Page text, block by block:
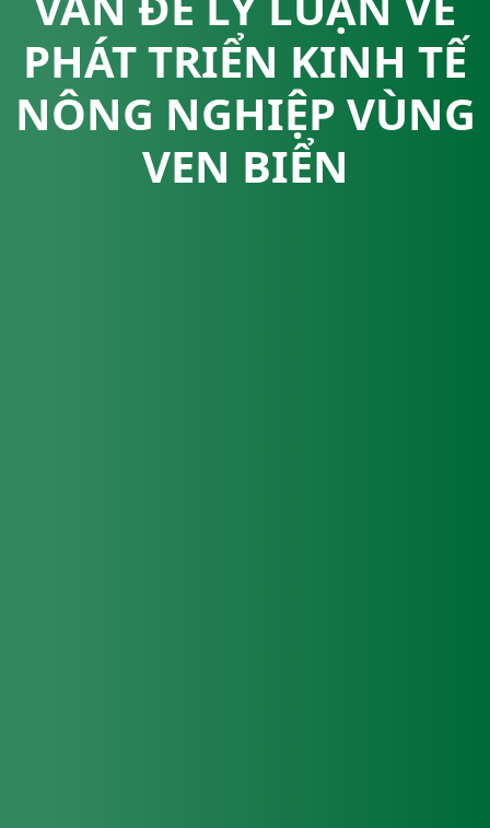
PHÁT TRIỂN KINH TẾ
NÔNG NGHIỆP VÙNG
VEN BIỂN